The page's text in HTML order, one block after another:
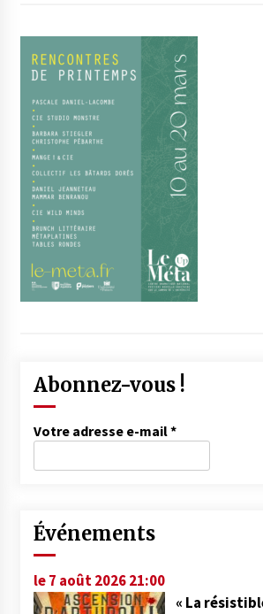
Abonnez-vous !
Votre adresse e-mail*
Événements
le 7 août 2026 21:00
« La